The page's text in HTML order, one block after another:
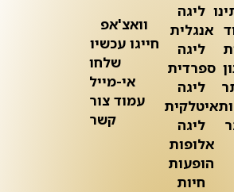
ליגה
אנגלית
ליגה
ספרדית
ליגה
איטלקית
ליגה
אלופות
הופעות
חיות
וואצ'אפ
חייגו עכשיו
שלחו
אי-מייל
עמוד צור
קשר